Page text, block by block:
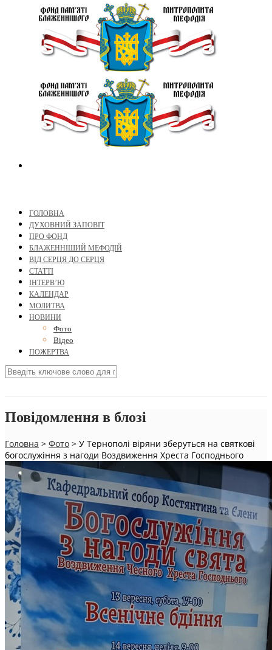
ГОЛОВНА
ДУХОВНИЙ ЗАПОВІТ
ПРО ФОНД
БЛАЖЕННІШИЙ МЕФОДІЙ
ВІД СЕРЦЯ ДО СЕРЦЯ
СТАТТІ
ІНТЕРВ’Ю
КАЛЕНДАР
МОЛИТВА
НОВИНИ
Фото
Відео
ПОЖЕРТВА
Повідомлення в блозі
Головна > Фото > У Тернополі віряни зберуться на святкові
богослужіння з нагоди Воздвиження Хреста Господнього